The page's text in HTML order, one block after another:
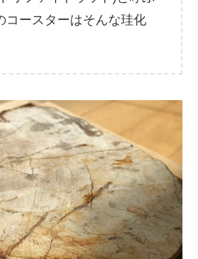
コースターはそんな珪化